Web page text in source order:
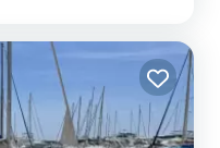
consommation est très